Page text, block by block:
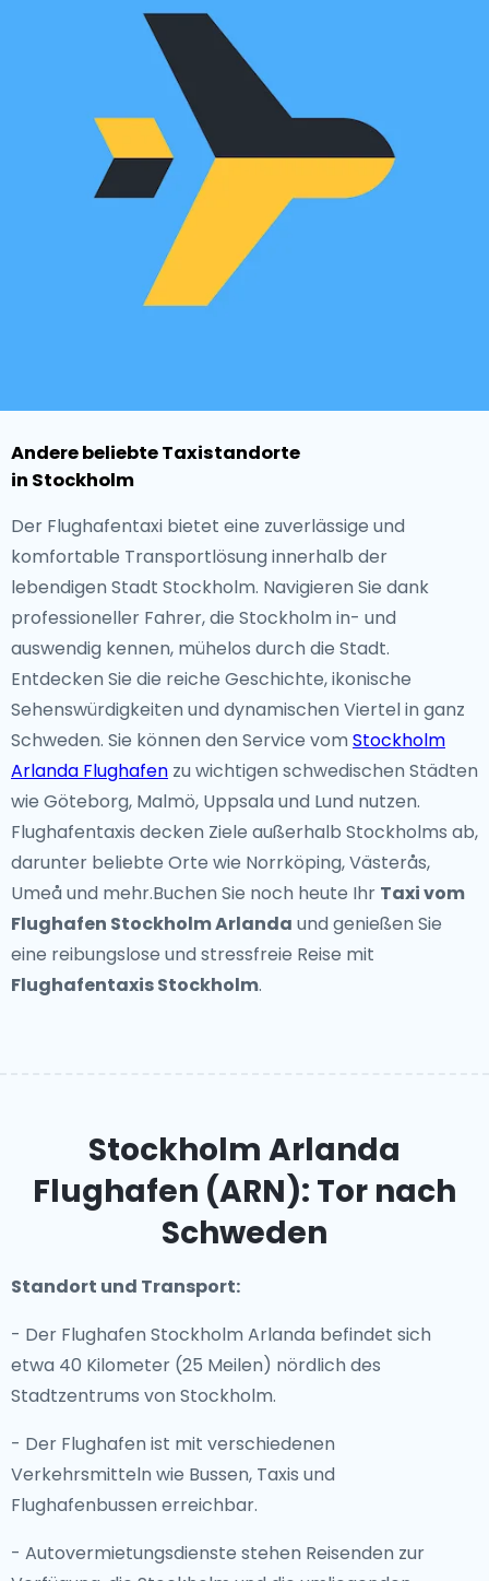
Andere beliebte Taxistandorte
in Stockholm
Der Flughafentaxi bietet eine zuverlässige und
komfortable Transportlösung innerhalb der
lebendigen Stadt Stockholm. Navigieren Sie dank
professioneller Fahrer, die Stockholm in- und
auswendig kennen, mühelos durch die Stadt.
Entdecken Sie die reiche Geschichte, ikonische
Sehenswürdigkeiten und dynamischen Viertel in ganz
Schweden. Sie können den Service vom Stockholm
Arlanda Flughafen zu wichtigen schwedischen Städten
wie Göteborg, Malmö, Uppsala und Lund nutzen.
Flughafentaxis decken Ziele außerhalb Stockholms ab,
darunter beliebte Orte wie Norrköping, Västerås,
Umeå und mehr.Buchen Sie noch heute Ihr Taxi vom
Flughafen Stockholm Arlanda und genießen Sie
eine reibungslose und stressfreie Reise mit
Flughafentaxis Stockholm.
Stockholm Arlanda
Flughafen (ARN): Tor nach
Schweden
Standort und Transport:
- Der Flughafen Stockholm Arlanda befindet sich
etwa 40 Kilometer (25 Meilen) nördlich des
Stadtzentrums von Stockholm.
- Der Flughafen ist mit verschiedenen
Verkehrsmitteln wie Bussen, Taxis und
Flughafenbussen erreichbar.
- Autovermietungsdienste stehen Reisenden zur